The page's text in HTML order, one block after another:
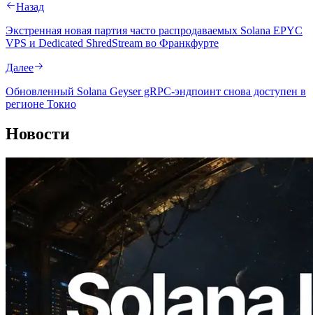
Назад
Экстренная новая партия часто распродаваемых Solana EPYC
VPS и Dedicated ShredStream во Франкфурте
Далее
Обновленный Solana Geyser gRPC-эндпоинт снова доступен в
регионе Токио
Новости